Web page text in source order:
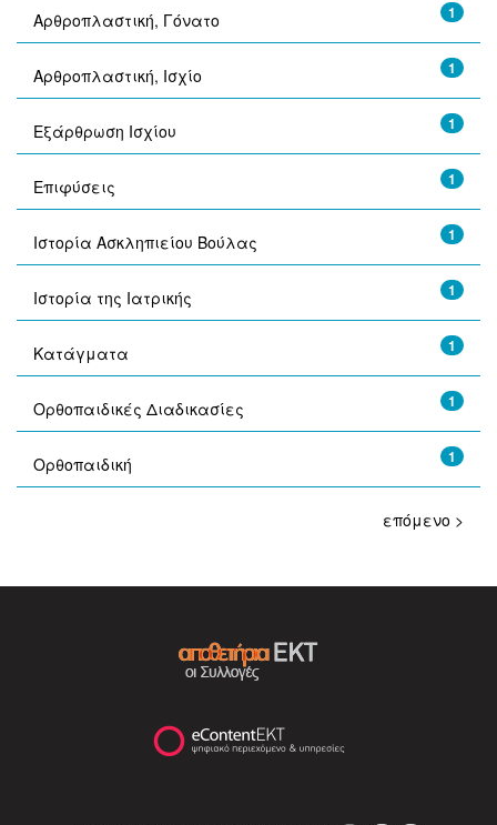
1
Αρθροπλαστική, Γόνατο
1
Αρθροπλαστική, Ισχίο
1
Εξάρθρωση Ισχίου
1
Επιφύσεις
1
Ιστορία Ασκληπιείου Βούλας
1
Ιστορία της Ιατρικής
1
Κατάγματα
1
Ορθοπαιδικές Διαδικασίες
1
Ορθοπαιδική
επόμενο >